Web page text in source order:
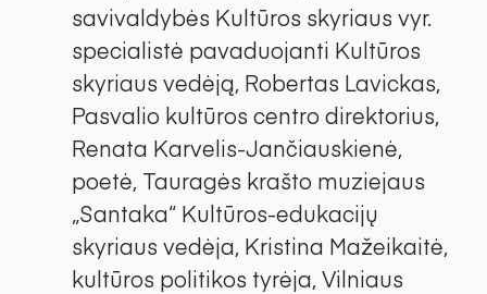
savivaldybės Kultūros skyriaus vyr.
specialistė pavaduojanti Kultūros
skyriaus vedėją, Robertas Lavickas,
Pasvalio kultūros centro direktorius,
Renata Karvelis-Jančiauskienė,
poetė, Tauragės krašto muziejaus
„Santaka“ Kultūros-edukacijų
skyriaus vedėja, Kristina Mažeikaitė,
kultūros politikos tyrėja, Vilniaus